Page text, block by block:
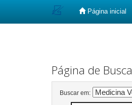
Página inicial
Página de Busca
Buscar em: